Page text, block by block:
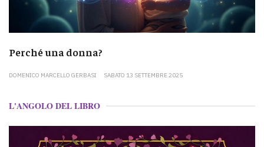
Perché una donna?
DOMENICO MARCELLO GERBASI SABATO 13 SETTEMBRE 2025
L'ANGOLO DEL LIBRO